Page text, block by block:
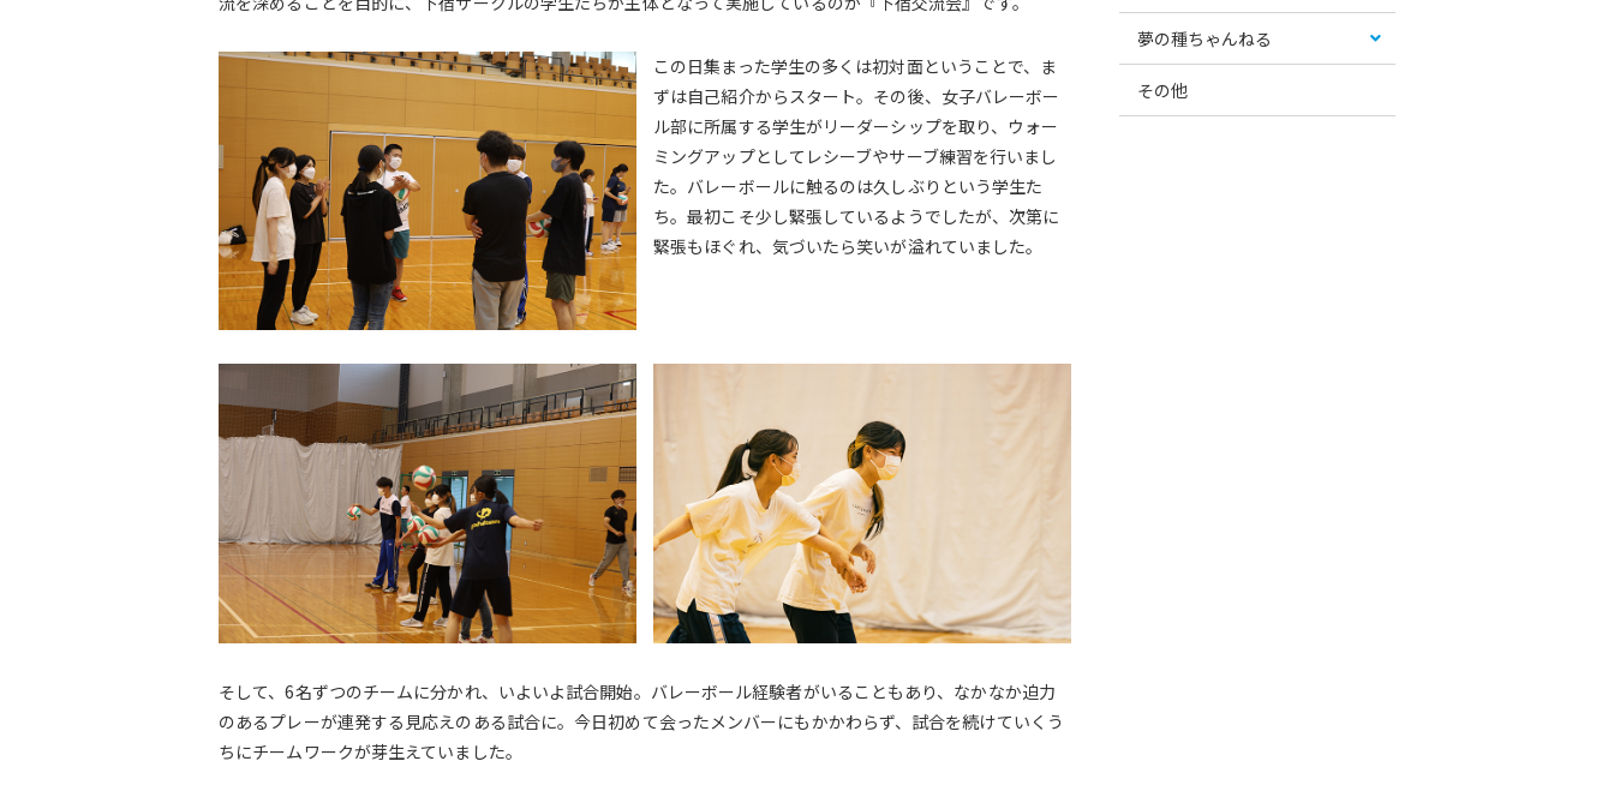
この日集まった学生の多くは初対面ということで、ま
ずは自己紹介からスタート。その後、女子バレーボー
ル部に所属する学生がリーダーシップを取り、ウォー
ミングアップとしてレシーブやサーブ練習を行いまし
た。バレーボールに触るのは久しぶりという学生た
ち。最初こそ少し緊張しているようでしたが、次第に
緊張もほぐれ、気づいたら笑いが溢れていました。
そして、6名ずつのチームに分かれ、いよいよ試合開始。バレーボール経験者がいることもあり、なかなか迫力
のあるプレーが連発する見応えのある試合に。今日初めて会ったメンバーにもかかわらず、試合を続けていくう
ちにチームワークが芽生えていました。
夢の種ちゃんねる
その他